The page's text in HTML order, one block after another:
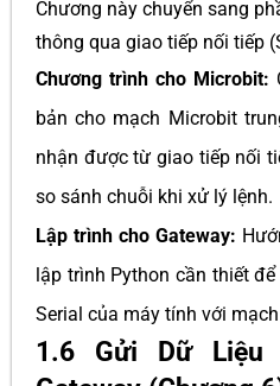
Chương này chuyển sang
thông qua giao tiếp nối tiếp
Chương trình cho Microbit:
bản cho mạch Microbit
nhận được từ giao tiếp nối
so sánh chuỗi khi xử lý lệnh.
Lập trình cho Gateway:
lập trình Python cần thiết
Serial của máy tính với
1.6 Gửi Dữ Liệu